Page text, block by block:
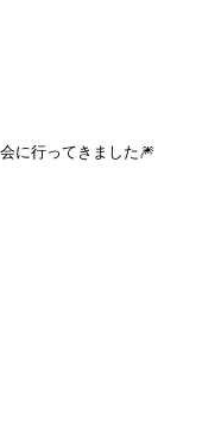
に行ってきました🎆